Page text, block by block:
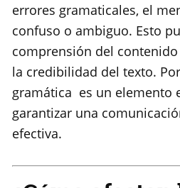
errores gramaticales, el
confuso o ambiguo. Esto
comprensión del
la credibilidad del texto.
gramática es un elemento
garantizar una
efectiva.